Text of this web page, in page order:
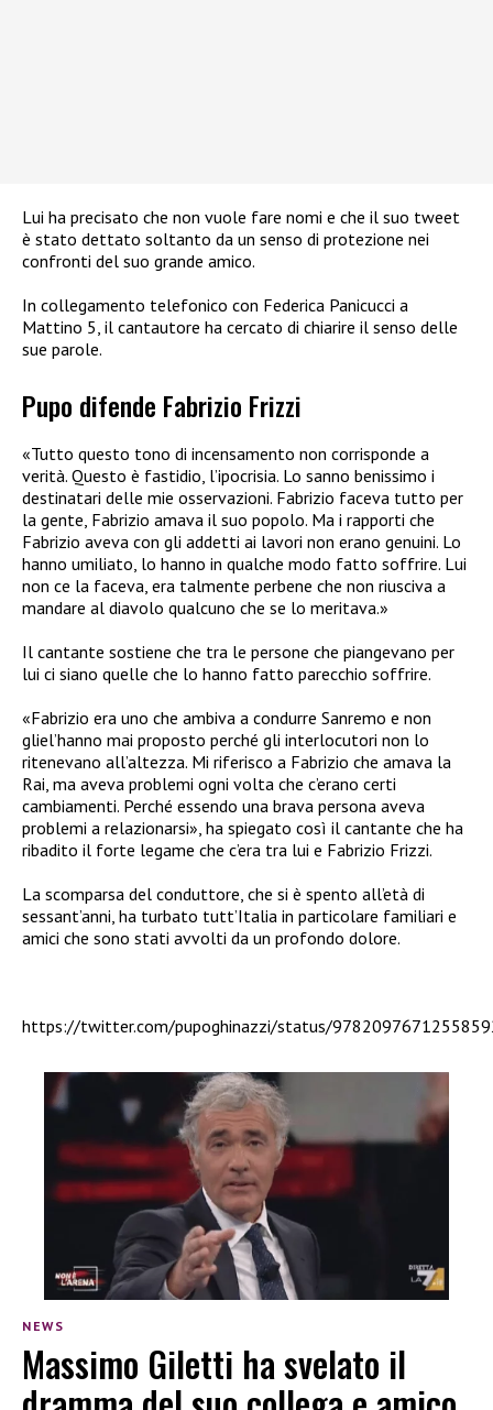
Lui ha precisato che non vuole fare nomi e che il suo tweet
è stato dettato soltanto da un senso di protezione nei
confronti del suo grande amico.
In collegamento telefonico con Federica Panicucci a
Mattino 5, il cantautore ha cercato di chiarire il senso delle
sue parole.
Pupo difende Fabrizio Frizzi
«Tutto questo tono di incensamento non corrisponde a
verità. Questo è fastidio, l’ipocrisia. Lo sanno benissimo i
destinatari delle mie osservazioni. Fabrizio faceva tutto per
la gente, Fabrizio amava il suo popolo. Ma i rapporti che
Fabrizio aveva con gli addetti ai lavori non erano genuini. Lo
hanno umiliato, lo hanno in qualche modo fatto soffrire. Lui
non ce la faceva, era talmente perbene che non riusciva a
mandare al diavolo qualcuno che se lo meritava.»
Il cantante sostiene che tra le persone che piangevano per
lui ci siano quelle che lo hanno fatto parecchio soffrire.
«Fabrizio era uno che ambiva a condurre Sanremo e non
gliel’hanno mai proposto perché gli interlocutori non lo
ritenevano all’altezza. Mi riferisco a Fabrizio che amava la
Rai, ma aveva problemi ogni volta che c’erano certi
cambiamenti. Perché essendo una brava persona aveva
problemi a relazionarsi», ha spiegato così il cantante che ha
ribadito il forte legame che c’era tra lui e Fabrizio Frizzi.
La scomparsa del conduttore, che si è spento all’età di
sessant’anni, ha turbato tutt’Italia in particolare familiari e
amici che sono stati avvolti da un profondo dolore.
https://twitter.com/pupoghinazzi/status/
NEWS
Massimo Giletti ha svelato il